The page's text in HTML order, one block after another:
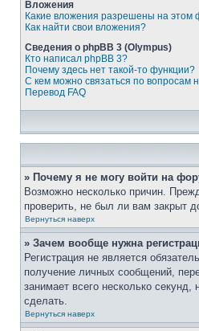
Вложения
Какие вложения разрешены на этом
Как найти свои вложения?
Сведения о phpBB 3 (Olympus)
Кто написал phpBB 3?
Почему здесь нет такой-то функции?
С кем можно связаться по вопросам
Перевод FAQ
» Почему я не могу войти на
Возможно несколько причин.
проверить, не был ли вам закрыт
Вернуться наверх
» Зачем вообще нужна
Регистрация не является
получение личных сообщений,
занимает всего несколько
сделать.
Вернуться наверх